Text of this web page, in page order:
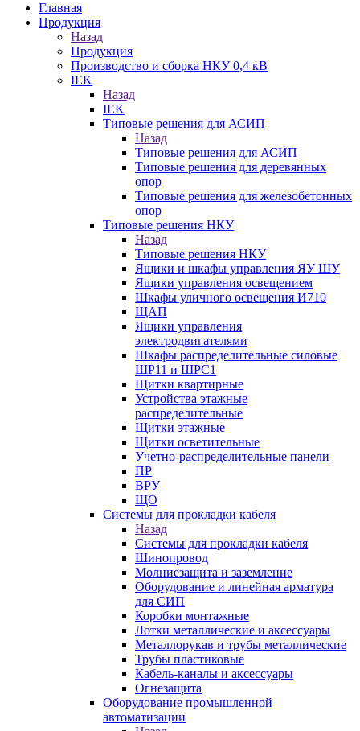
Главная
Продукция
Назад
Продукция
Производство и сборка НКУ 0,4 кВ
IEK
Назад
IEK
Типовые решения для АСИП
Назад
Типовые решения для АСИП
Типовые решения для деревянных
опор
Типовые решения для железобетонных
опор
Типовые решения НКУ
Назад
Типовые решения НКУ
Ящики и шкафы управления ЯУ ШУ
Ящики управления освещением
Шкафы уличного освещения И710
ЩАП
Ящики управления
электродвигателями
Шкафы распределительные силовые
ШР11 и ШРС1
Щитки квартирные
Устройства этажные
распределительные
Щитки этажные
Щитки осветительные
Учетно-распределительные панели
ПР
ВРУ
ЩО
Системы для прокладки кабеля
Назад
Системы для прокладки кабеля
Шинопровод
Молниезащита и заземление
Оборудование и линейная арматура
для СИП
Коробки монтажные
Лотки металлические и аксессуары
Металлорукав и трубы металлические
Трубы пластиковые
Кабель-каналы и аксессуары
Огнезащита
Оборудование промышленной
автоматизации